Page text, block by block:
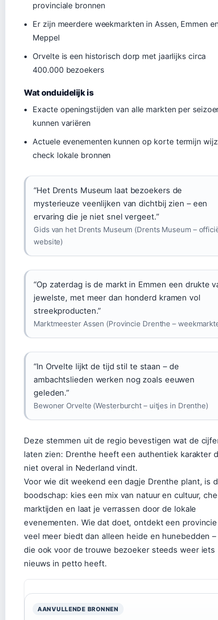
provinciale bronnen
Er zijn meerdere weekmarkten in Assen, Emmen
Meppel
Orvelte is een historisch dorp met jaarlijks circa
400.000 bezoekers
Wat onduidelijk is
Exacte openingstijden van alle markten per
kunnen variëren
Actuele evenementen kunnen op korte termijn
check lokale bronnen
“Het Drents Museum laat bezoekers de
mysterieuze veenlijken van dichtbij zien – een
ervaring die je niet snel vergeet.”
Gids van het Drents Museum (Drents Museum –
website)
“Op zaterdag is de markt in Emmen een drukte
jewelste, met meer dan honderd kramen vol
streekproducten.”
Marktmeester Assen (Provincie Drenthe –
“In Orvelte lijkt de tijd stil te staan – de
ambachtslieden werken nog zoals eeuwen
geleden.”
Bewoner Orvelte (Westerburcht – uitjes in Drenthe)
Deze stemmen uit de regio bevestigen wat de
laten zien: Drenthe heeft een authentiek karakter
niet overal in Nederland vindt.
Voor wie dit weekend een dagje Drenthe plant, is
boodschap: kies een mix van natuur en cultuur,
marktijden en laat je verrassen door de lokale
evenementen. Wie dat doet, ontdekt een
veel meer biedt dan alleen heide en hunebedden
die ook voor de trouwe bezoeker steeds weer iets
nieuws in petto heeft.
AANVULLENDE BRONNEN